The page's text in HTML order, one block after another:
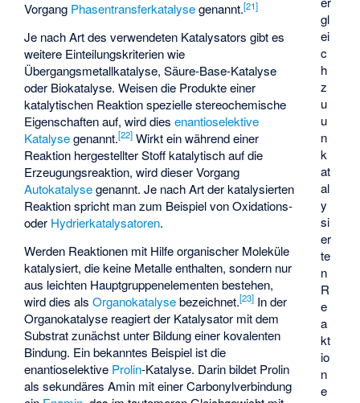
gl
ei
c
h
z
u
u
n
k
at
al
y
si
er
te
n
R
e
a
kt
io
n
e
Vorgang Phasentransferkatalysegenannt.[21]
Je nach Art des verwendeten Katalysators gibt es
weitere Einteilungskriterien wie
Übergangsmetallkatalyse, Säure-Base-Katalyse
oder Biokatalyse. Weisen die Produkte einer
katalytischen Reaktion spezielle stereochemische
Eigenschaften auf, wird diesenantioselektive
Katalysegenannt.[22] Wirkt ein während einer
Reaktion hergestellter Stoff katalytisch auf die
Erzeugungsreaktion, wird dieser Vorgang
Autokatalysegenannt. Je nach Art der katalysierten
Reaktion spricht man zum Beispiel vonOxidations-
oder Hydrierkatalysatoren.
Werden Reaktionen mit Hilfe organischer Moleküle
katalysiert, die keine Metalle enthalten, sondern nur
aus leichten Hauptgruppenelementen bestehen,
wird dies alsOrganokatalysebezeichnet.[23] In der
Organokatalyse reagiert der Katalysator mit dem
Substrat zunächst unter Bildung einer kovalenten
Bindung. Ein bekanntes Beispiel ist die
enantioselektive Prolin-Katalyse. Darin bildet Prolin
als sekundäres Amin mit einer Carbonylverbindung